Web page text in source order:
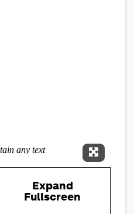
Expand
Expand
Fullscreen